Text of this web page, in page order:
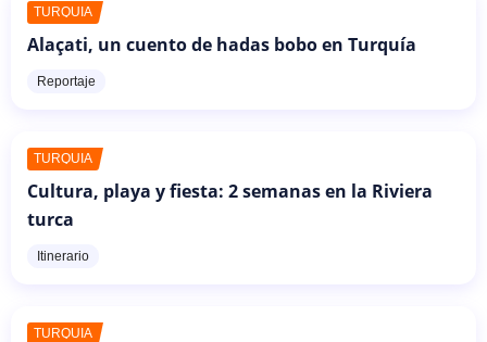
TURQUÍA
Alaçati, un cuento de hadas bobo en Turquía
Reportaje
TURQUÍA
Cultura, playa y fiesta: 2 semanas en la Riviera
turca
Itinerario
TURQUÍA